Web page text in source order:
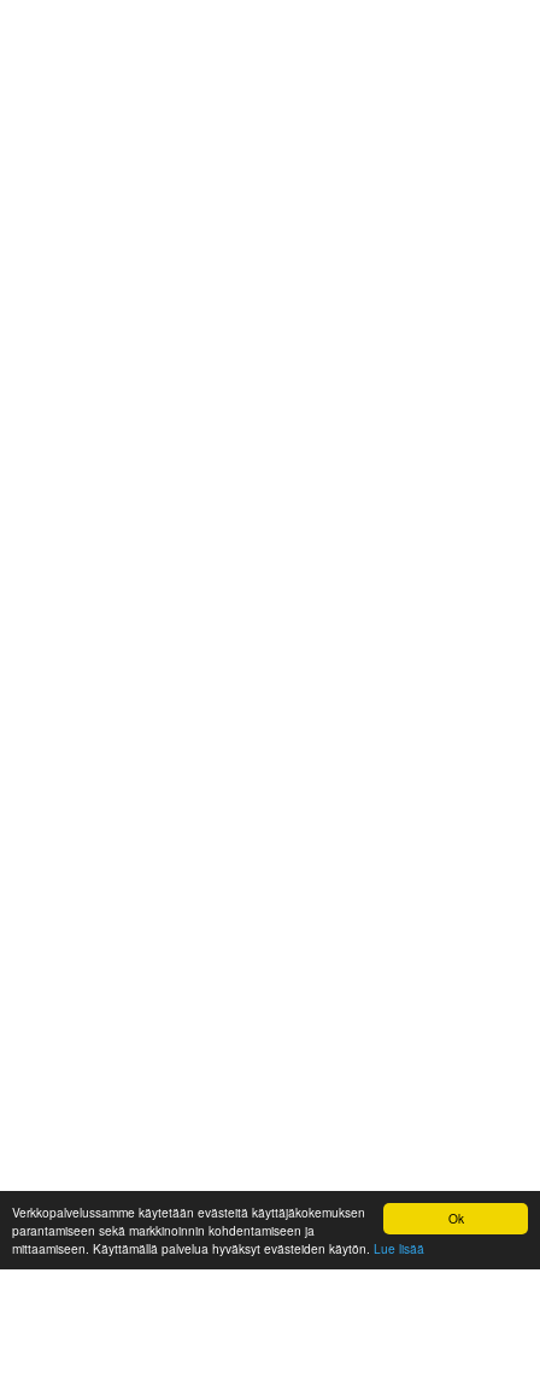
Ok
Verkkopalvelussamme käytetään evästeitä käyttäjäkokemuksen
parantamiseen sekä markkinoinnin kohdentamiseen ja
mittaamiseen. Käyttämällä palvelua hyväksyt evästeiden käytön. Lue lisää